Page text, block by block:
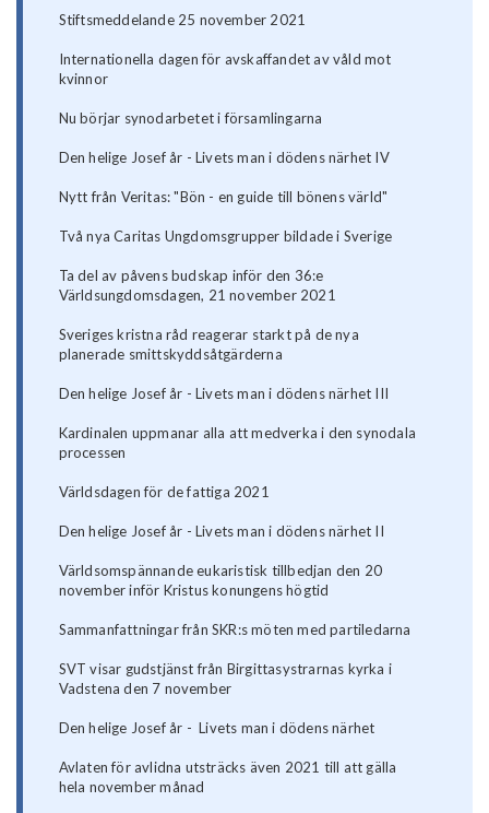
Stiftsmeddelande 25 november 2021
Internationella dagen för avskaffandet av våld mot
kvinnor
Nu börjar synodarbetet i församlingarna
Den helige Josef år - Livets man i dödens närhet IV
Nytt från Veritas: "Bön - en guide till bönens värld"
Två nya Caritas Ungdomsgrupper bildade i Sverige
Ta del av påvens budskap inför den 36:e
Världsungdomsdagen, 21 november 2021
Sveriges kristna råd reagerar starkt på de nya
planerade smittskyddsåtgärderna
Den helige Josef år - Livets man i dödens närhet III
Kardinalen uppmanar alla att medverka i den synodala
processen
Världsdagen för de fattiga 2021
Den helige Josef år - Livets man i dödens närhet II
Världsomspännande eukaristisk tillbedjan den 20
november inför Kristus konungens högtid
Sammanfattningar från SKR:s möten med partiledarna
SVT visar gudstjänst från Birgittasystrarnas kyrka i
Vadstena den 7 november
Den helige Josef år - Livets man i dödens närhet
Avlaten för avlidna utsträcks även 2021 till att gälla
hela november månad